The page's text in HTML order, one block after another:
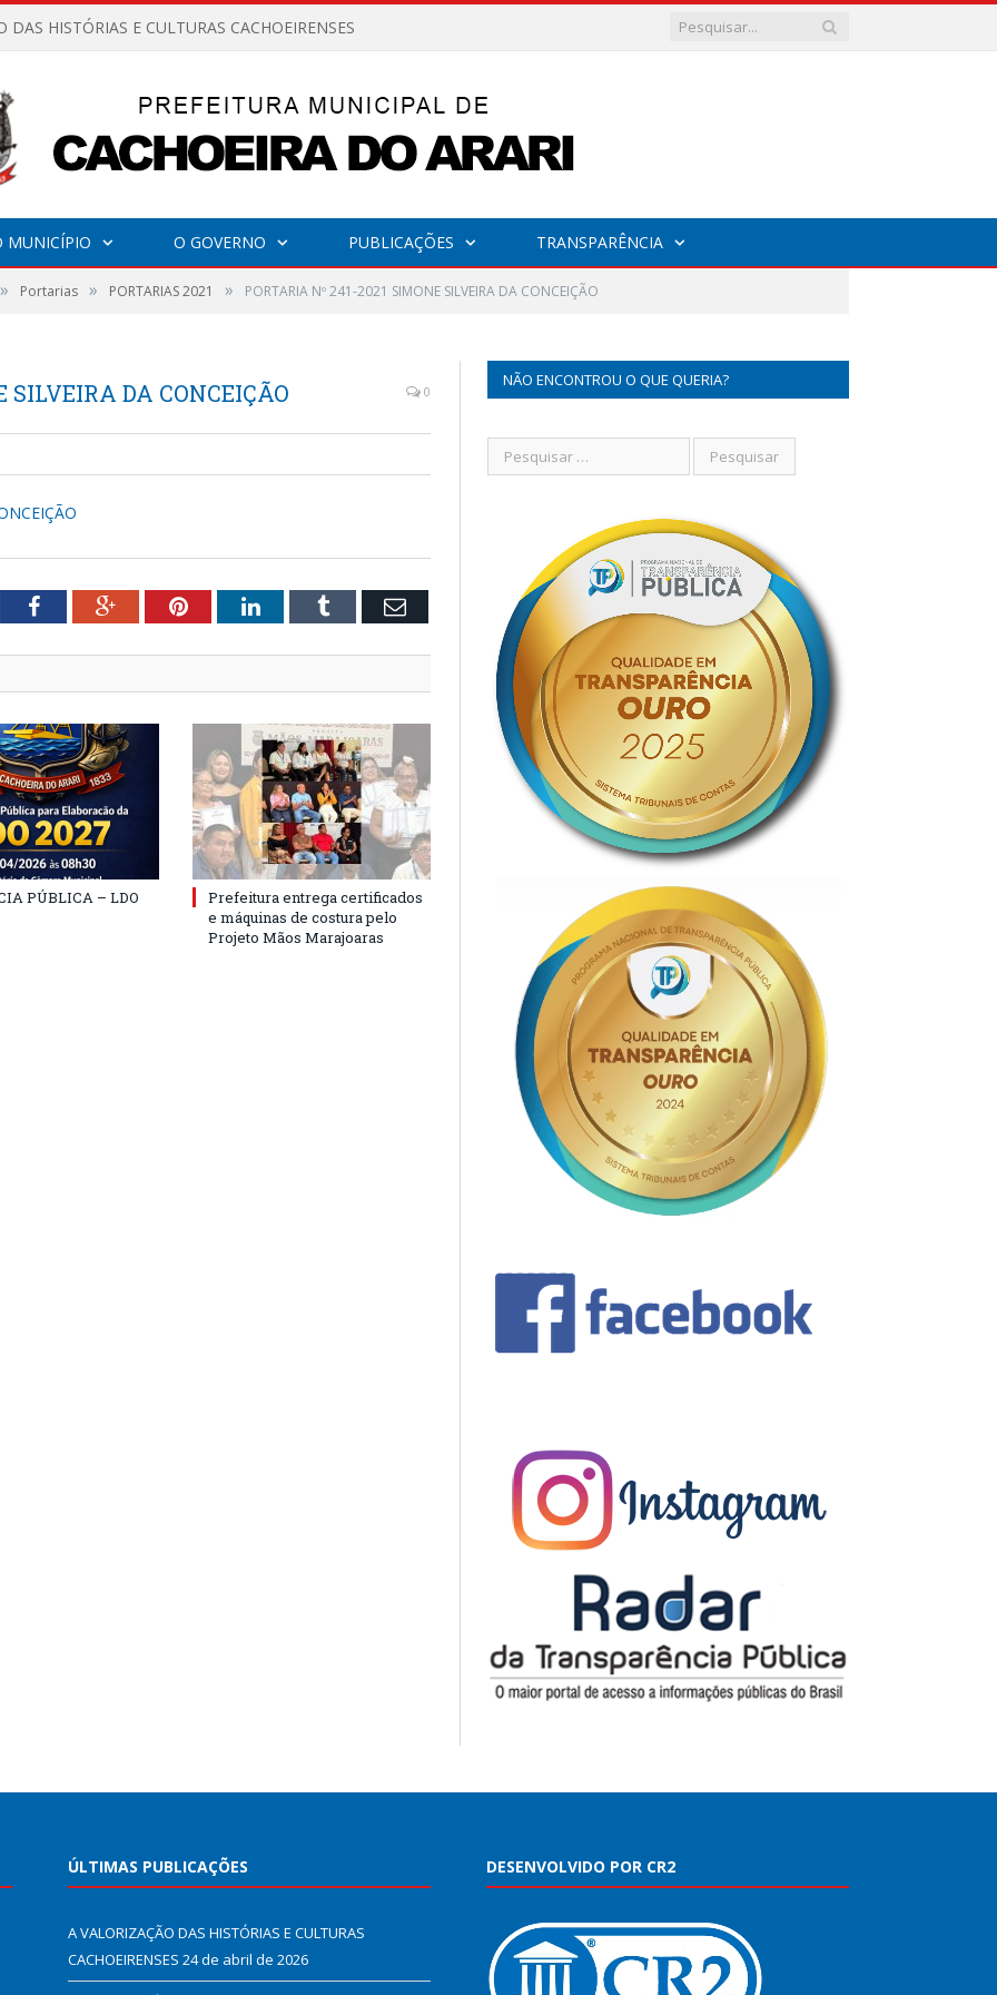
DAS HISTÓRIAS E CULTURAS CACHOEIRENSES
MUNICÍPIO O GOVERNO PUBLICAÇÕES TRANSPARÊNCIA
» Portarias » PORTARIAS 2021 » PORTARIA Nº 241-2021 SIMONE SILVEIRA DA CONCEIÇÃO
SILVEIRA DA CONCEIÇÃO 0
FacebookGoogle+PinterestLinkedInTumblr Email
PÚBLICA – LDO
Prefeitura entrega certificados
e máquinas de costura pelo
Projeto Mãos Marajoaras
NÃO ENCONTROU O QUE QUERIA?
ÚLTIMAS PUBLICAÇÕES
A VALORIZAÇÃO DAS HISTÓRIAS E CULTURAS
CACHOEIRENSES 24 de abril de 2026
DESENVOLVIDO POR CR2